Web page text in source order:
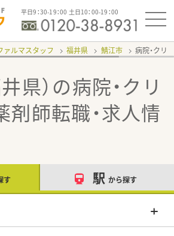
平日9：30-19：00 土日10：00-19：00
ァルマスタッフ 福井県 鯖江市 病院・クリ
県）の病院・クリ
剤師転職・求人情
す 駅 から探す